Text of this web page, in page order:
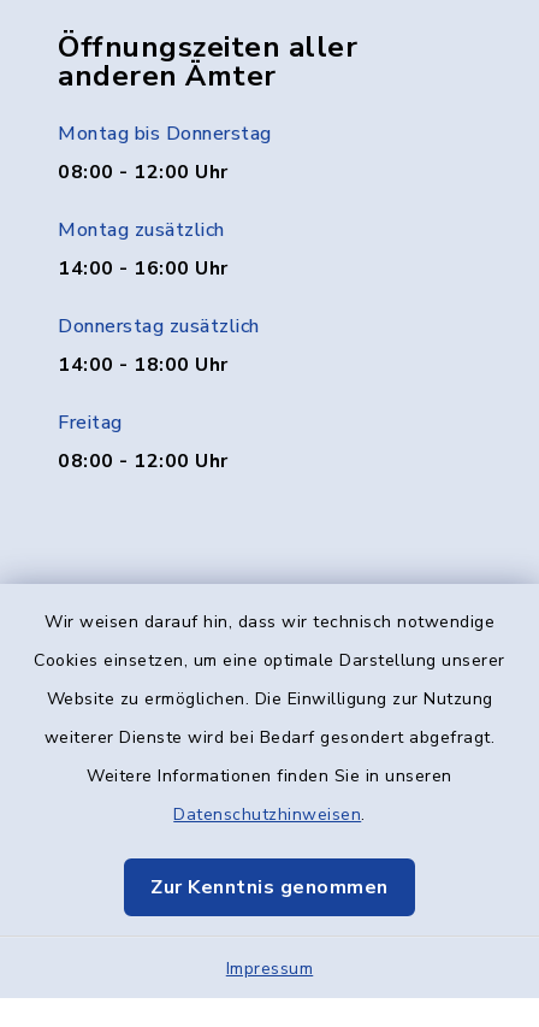
Wir weisen darauf hin, dass wir technisch notwendige
Cookies einsetzen, um eine optimale Darstellung unserer
Website zu ermöglichen. Die Einwilligung zur Nutzung
weiterer Dienste wird bei Bedarf gesondert abgefragt.
Weitere Informationen finden Sie in unseren
Datenschutzhinweisen.
Zur Kenntnis genommen
Impressum
Öffnungszeiten aller
anderen Ämter
Montag bis Donnerstag
08:00 - 12:00 Uhr
Montag zusätzlich
14:00 - 16:00 Uhr
Donnerstag zusätzlich
14:00 - 18:00 Uhr
Freitag
08:00 - 12:00 Uhr
Kontakt
Datenschutz
Elektronische Kommunikation
Sitemap